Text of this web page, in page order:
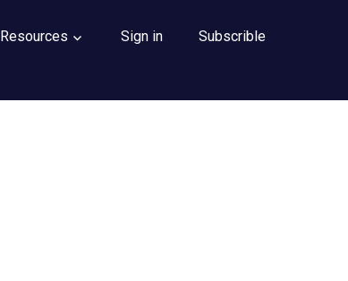
Resources Sign in Subscrible